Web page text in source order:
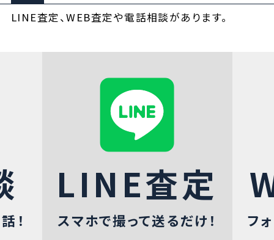
LINE査定、WEB査定や電話相談があります。
！
LINE査定
スマホで撮って送るだけ！ フ